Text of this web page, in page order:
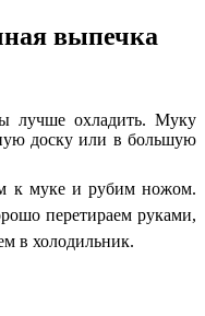
выпечка
лучше охладить. Муку
доску или в большую
к муке и рубим ножом.
перетираем руками,
в холодильник.